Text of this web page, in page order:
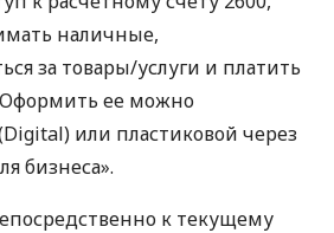
наличные,
за товары/услуги и платить
Оформить ее можно
или пластиковой через
бизнеса».
к текущему